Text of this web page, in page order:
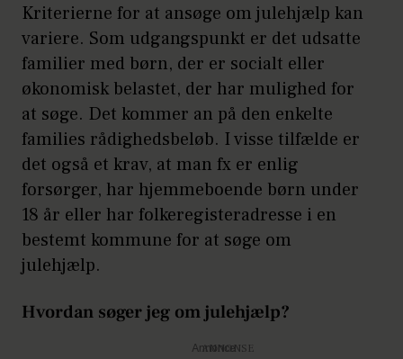
Kriterierne for at ansøge om julehjælp kan
variere. Som udgangspunkt er det udsatte
familier med børn, der er socialt eller
økonomisk belastet, der har mulighed for
at søge. Det kommer an på den enkelte
families rådighedsbeløb. I visse tilfælde er
det også et krav, at man fx er enlig
forsørger, har hjemmeboende børn under
18 år eller har folkeregisteradresse i en
bestemt kommune for at søge om
julehjælp.
Hvordan søger jeg om julehjælp?
Annonce